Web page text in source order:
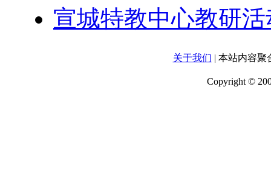
宣城特教中心教研活
关于我们 | 本站内容
Copyright ©